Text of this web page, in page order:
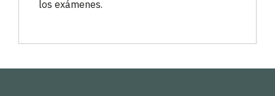
los exámenes.